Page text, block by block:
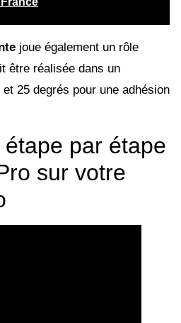
joue également un rôle
être réalisée dans un
25 degrés pour une adhésion
étape par étape
sur votre